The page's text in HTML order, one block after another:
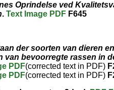
Oprindelse ved
.Text Image PDF F645
der soorten van dieren
van bevoorregte rassen in
PDF(corrected text in PDF)
PDF(corrected text in PDF)